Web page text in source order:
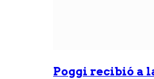
Poggi recibió a